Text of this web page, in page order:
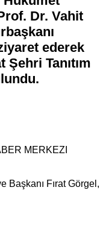
Dr. Vahit
ederek
Tanıtım
MERKEZI